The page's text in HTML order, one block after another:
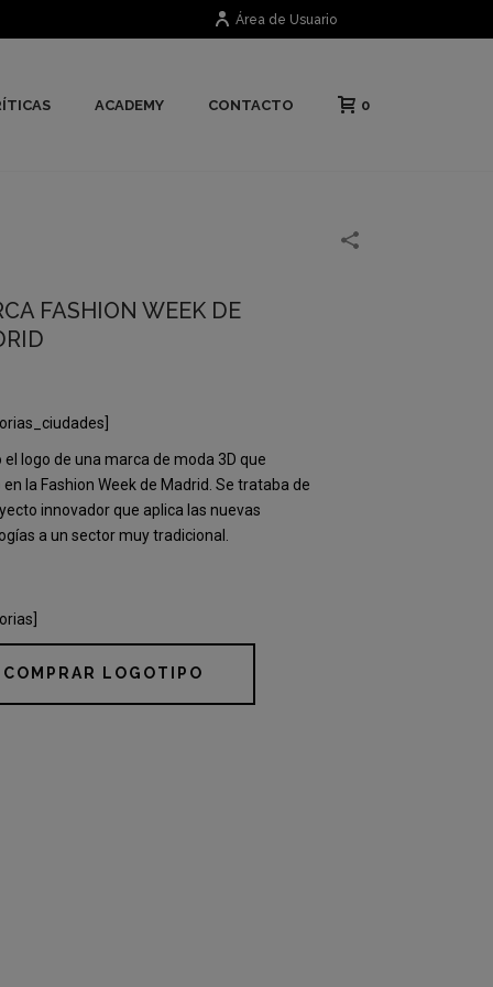
Área de Usuario
ACADEMY CONTACTO 0
FASHION WEEK DE
el logo de una marca de moda 3D que
en la Fashion Week de Madrid. Se trataba de
innovador que aplica las nuevas
a un sector muy tradicional.
COMPRAR LOGOTIPO